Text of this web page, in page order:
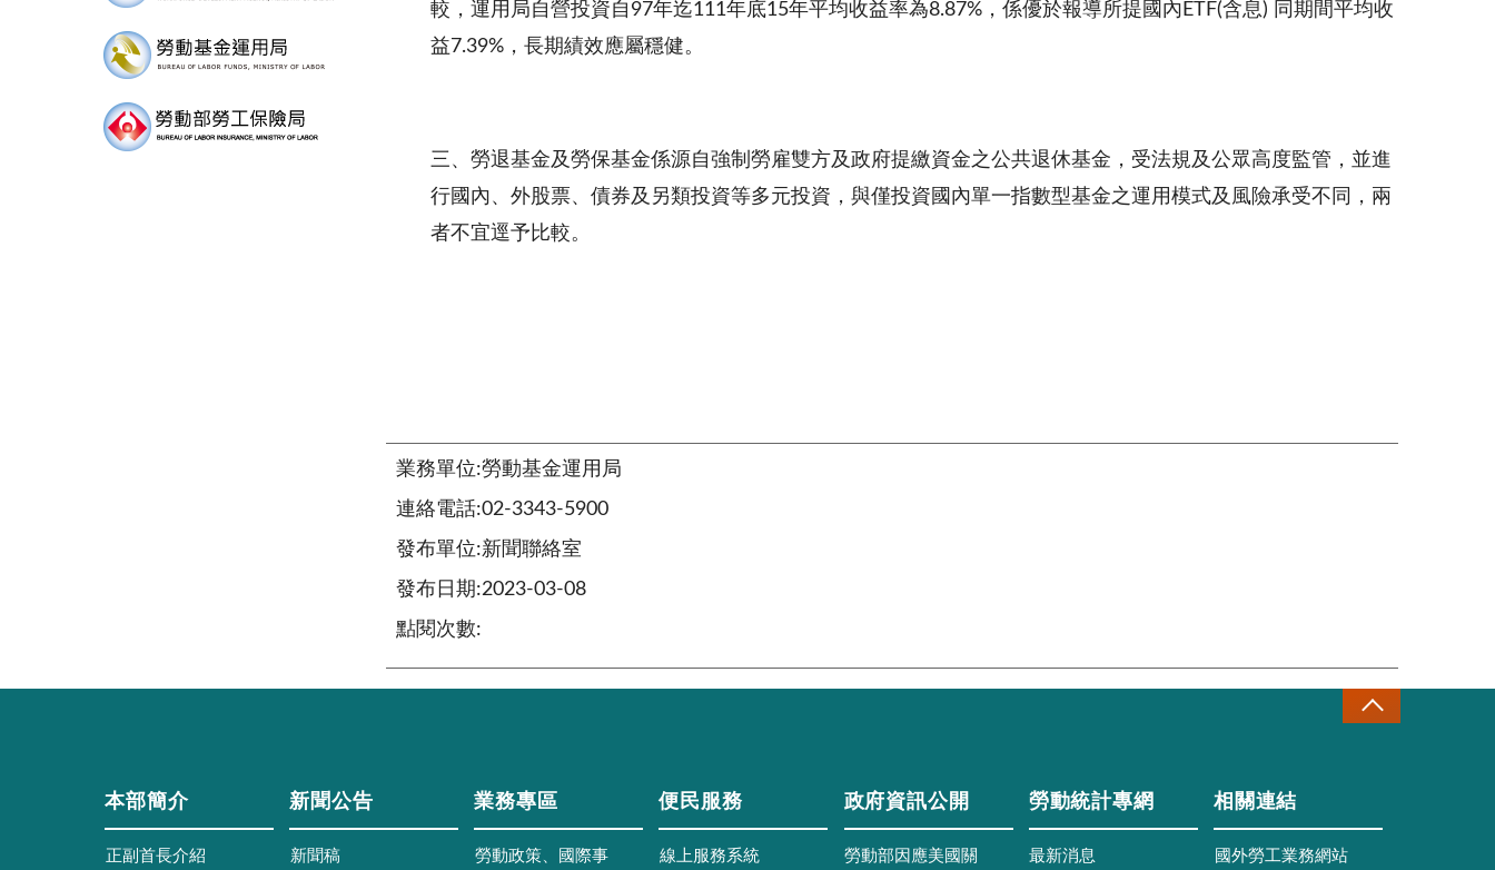
較，運用局自營投資自97年迄111年底15年平均收益率為8.87%，係優於報導所提國內ETF(含息) 同期間平均收
益7.39%，長期績效應屬穩健。
三、勞退基金及勞保基金係源自強制勞雇雙方及政府提繳資金之公共退休基金，受法規及公眾高度監管，並進
行國內、外股票、債券及另類投資等多元投資，與僅投資國內單一指數型基金之運用模式及風險承受不同，兩
者不宜逕予比較。
業務單位:勞動基金運用局
連絡電話:02-3343-5900
發布單位:新聞聯絡室
發布日期:2023-03-08
點閱次數:
本部簡介
正副首長介紹
新聞公告
新聞稿
業務專區
勞動政策、國際事
便民服務
線上服務系統
政府資訊公開
勞動部因應美國關
勞動統計專網
最新消息
相關連結
國外勞工業務網站